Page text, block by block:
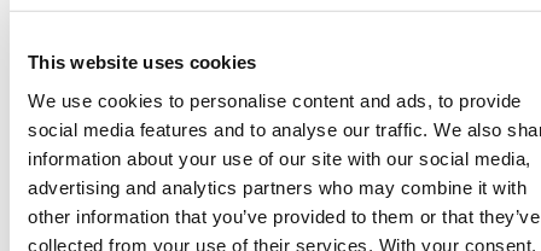
This website uses cookies
We use cookies to personalise content and ads, to provide
social media features and to analyse our traffic. We also
information about your use of our site with our social media,
advertising and analytics partners who may combine it with
other information that you’ve provided to them or that they’ve
collected from your use of their services. With your consent,
Flera varianter
Från 1 395 kr
Online: I lager